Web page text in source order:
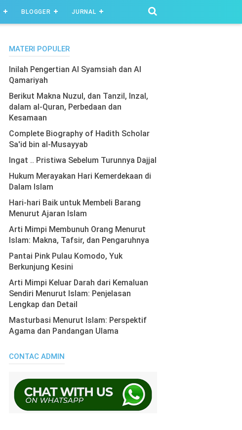
BLOGGER JURNAL
MATERI POPULER
Inilah Pengertian Al Syamsiah dan Al
Qamariyah
Berikut Makna Nuzul, dan Tanzil, Inzal,
dalam al-Quran, Perbedaan dan
Kesamaan
Complete Biography of Hadith Scholar
Sa'id bin al-Musayyab
Ingat .. Pristiwa Sebelum Turunnya Dajjal
Hukum Merayakan Hari Kemerdekaan di
Dalam Islam
Hari-hari Baik untuk Membeli Barang
Menurut Ajaran Islam
Arti Mimpi Membunuh Orang Menurut
Islam: Makna, Tafsir, dan Pengaruhnya
Pantai Pink Pulau Komodo, Yuk
Berkunjung Kesini
Arti Mimpi Keluar Darah dari Kemaluan
Sendiri Menurut Islam: Penjelasan
Lengkap dan Detail
Masturbasi Menurut Islam: Perspektif
Agama dan Pandangan Ulama
CONTAC ADMIN